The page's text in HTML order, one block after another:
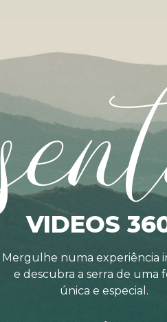
VIDEOS
Mergulhe numa experiência
e descubra a serra de uma
única e especial.